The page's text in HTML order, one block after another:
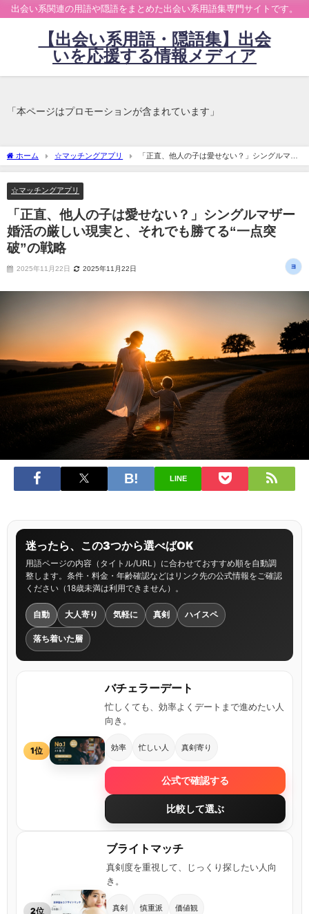
出会い系関連の用語や隠語をまとめた出会い系用語集専門サイトです。
【出会い系用語・隠語集】出会
いを応援する情報メディア
「本ページはプロモーションが含まれています」
ホーム ☆マッチングアプリ
「正直、他人の子は愛せない？」シングルマザ
ー婚活の厳しい現実と、それでも勝てる“一点突破”の戦略
☆マッチングアプリ
「正直、他人の子は愛せない？」シングルマザー
婚活の厳しい現実と、それでも勝てる“一点突
破”の戦略
2025年11月22日 2025年11月22日
LINE
迷ったら、この3つから選べばOK
用語ページの内容（タイトル/URL）に合わせておすすめ順を自動調
整します。条件・料金・年齢確認などはリンク先の公式情報をご確認
ください（18歳未満は利用できません）。
自動 大人寄り 気軽に 真剣 ハイスペ
落ち着いた層
1位
バチェラーデート
忙しくても、効率よくデートまで進めたい人
向き。
効率 忙しい人 真剣寄り
公式で確認する
比較して選ぶ
2位
ブライトマッチ
真剣度を重視して、じっくり探したい人向
き。
真剣 慎重派 価値観